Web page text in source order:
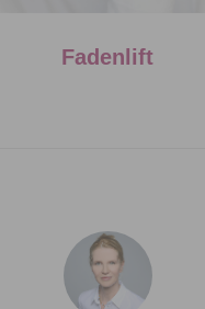
Fadenlift